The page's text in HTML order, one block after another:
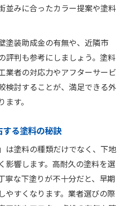
並みに合ったカラー提案や塗料
塗装助成金の有無や、近隣市
評判も参考にしましょう。塗料
業者の対応力やアフターサービ
検討することが、満足できる外
す。
る塗料の秘訣
は塗料の種類だけでなく、下地
影響します。高耐久の塗料を選
寧な下塗りが不十分だと、早期
やすくなります。業者選びの際